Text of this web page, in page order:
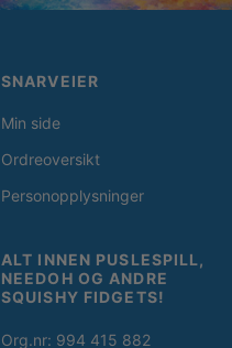
SNARVEIER
Min side
Ordreoversikt
Personopplysninger
ALT INNEN PUSLESPILL,
NEEDOH OG ANDRE
SQUISHY FIDGETS!
Org.nr: 994 415 882